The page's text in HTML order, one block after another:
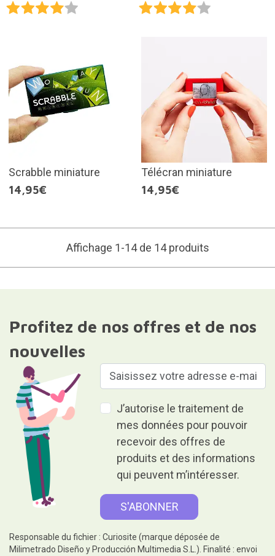
Scrabble miniature
14,95€
Télécran miniature
14,95€
Affichage 1-14 de 14 produits
Profitez de nos offres et de nos
nouvelles
J’autorise le traitement de
mes données pour pouvoir
recevoir des offres de
produits et des informations
qui peuvent m’intéresser.
Responsable du fichier : Curiosite (marque déposée de
Milimetrado Diseño y Producción Multimedia S.L.). Finalité : envoi